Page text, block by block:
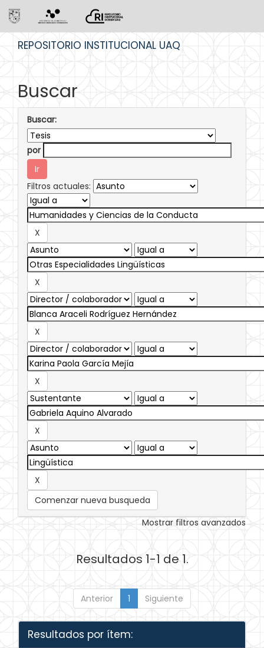
REPOSITORIO INSTITUCIONAL UAQ
Buscar
Buscar:
por
Filtros actuales:
Comenzar nueva busqueda
Mostrar filtros avanzados
Resultados 1-1 de 1.
Anterior 1 Siguiente
Resultados por ítem: